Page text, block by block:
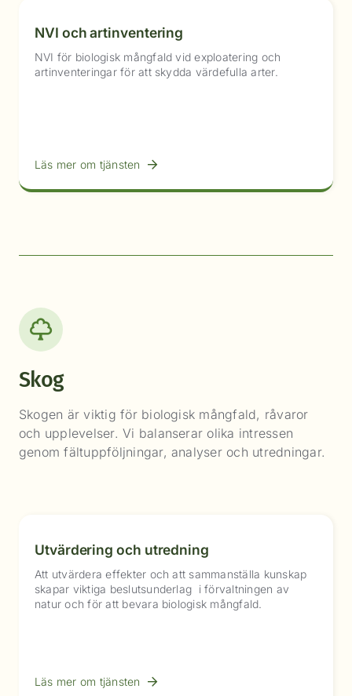
NVI och artinventering
NVI för biologisk mångfald vid exploatering och
artinventeringar för att skydda värdefulla arter.
Läs mer om tjänsten
Skog
Skogen är viktig för biologisk mångfald, råvaror
och upplevelser. Vi balanserar olika intressen
genom fältuppföljningar, analyser och utredningar.
Utvärdering och utredning
Att utvärdera effekter och att sammanställa kunskap
skapar viktiga beslutsunderlag i förvaltningen av
natur och för att bevara biologisk mångfald.
Läs mer om tjänsten